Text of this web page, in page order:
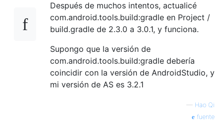
Después de muchos intentos, actualicé
com.android.tools.build:gradle en Project /
build.gradle de 2.3.0 a 3.0.1, y funciona.
Supongo que la versión de
com.android.tools.build:gradle debería
coincidir con la versión de AndroidStudio, y
mi versión de AS es 3.2.1
— Hao Qi
fuente